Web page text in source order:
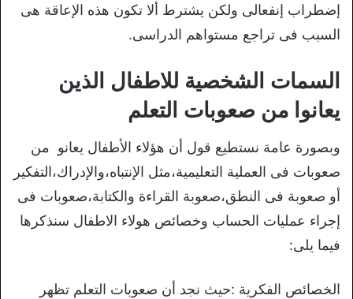
إضطراب إنفعالى ولكن يشترط ألا تكون هذه الإعاقة هى
السبب فى تراجع مستواهم الدراسى.
السمات الشخصية للاطفال الذين
يعانوا من صعوبات التعلم
وبصورة عامة نستطيع قول أن هؤلاء الأطفال يعانو من
صعوبات فى العملية التعليمية،مثل الإنتباه،والإدراك،التفكير
أو صعوبة فى النطق،صعوبة القراءة والكتابة،صعوبات فى
إجراء عمليات الحساب وخصائص هولاء الاطفال سنذكرها
فيما يلى:
الخصائص الفكرية :حيث نجد أن صعوبات التعلم تظهر